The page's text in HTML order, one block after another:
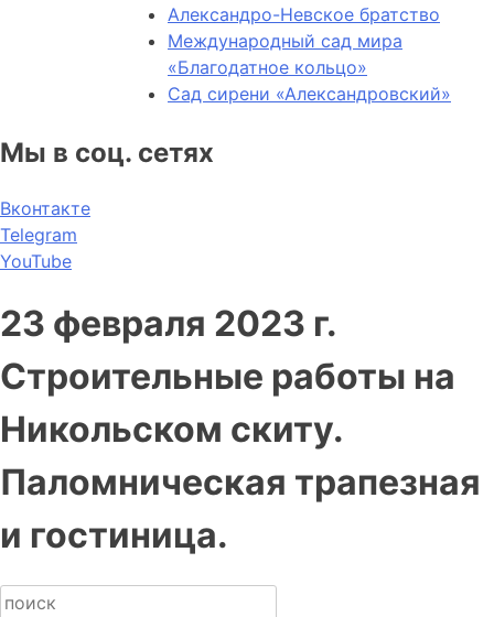
Александро-Невское братство
Международный сад мира
«Благодатное кольцо»
Сад сирени «Александровский»
Мы в соц. сетях
Вконтакте
Telegram
YouTube
23 февраля 2023 г.
Строительные работы на
Никольском скиту.
Паломническая трапезная
и гостиница.